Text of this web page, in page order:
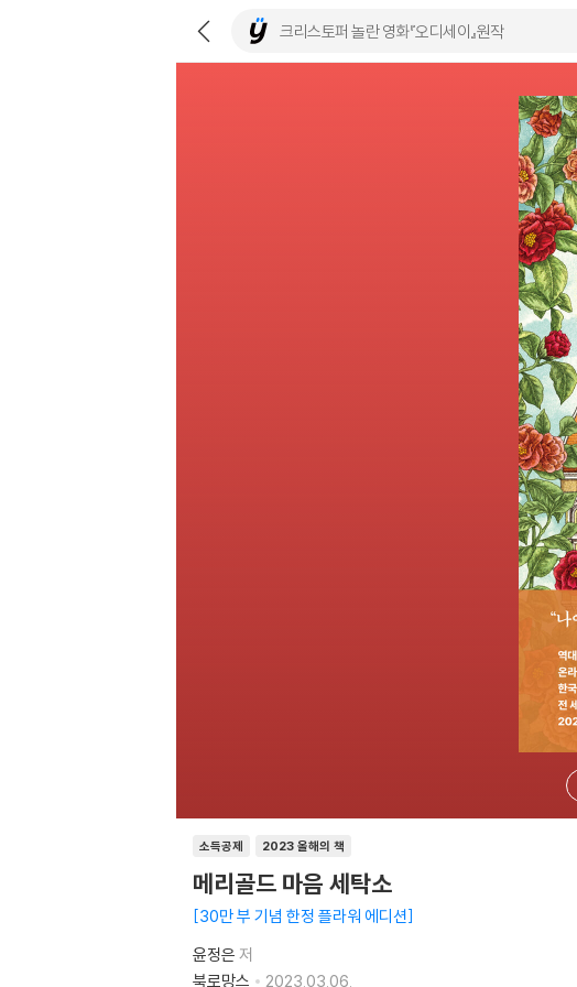
소득공제 2023 올해의 책
메리골드 마음 세탁소
30만 부 기념 한정 플라워 에디션
윤정은 저
북로망스
2023.03.06.